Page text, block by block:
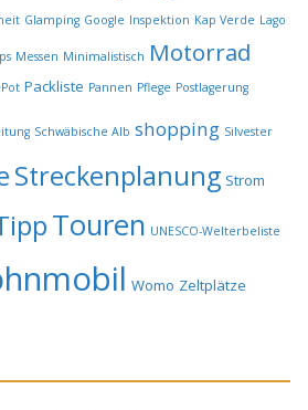
Glamping Google Inspektion Kap Verde Lago
Messen Minimalistisch Motorrad
Packliste Pannen Pflege Postlagerung
Schwäbische Alb shopping Silvester
Streckenplanung Strom
Touren UNESCO-Welterbeliste
Womo Zeltplätze